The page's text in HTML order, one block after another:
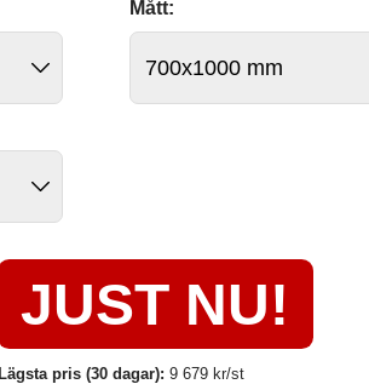
Mått:
JUST NU!
Lägsta pris (30 dagar):9 679 kr/st